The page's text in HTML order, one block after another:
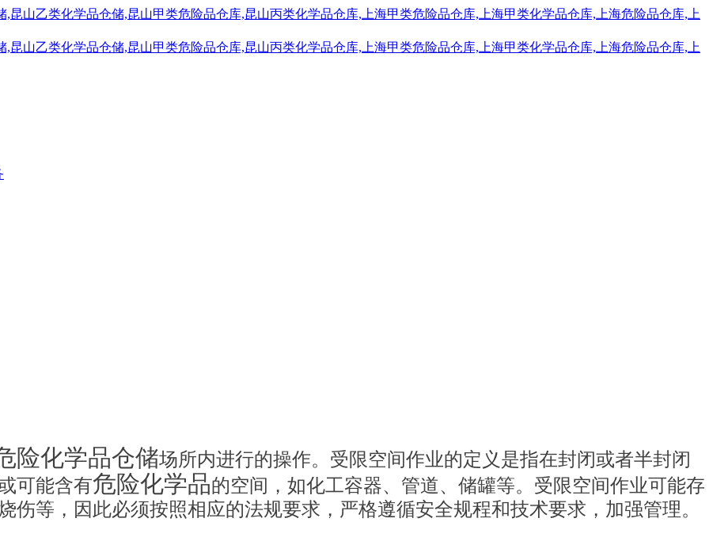
险化学品仓储场所内进行的操作。受限空间作业的定义是指在封闭或者半封闭
可能含有危险化学品的空间，如化工容器、管道、储罐等。受限空间作业可能存
等，因此必须按照相应的法规要求，严格遵循安全规程和技术要求，加强管理。